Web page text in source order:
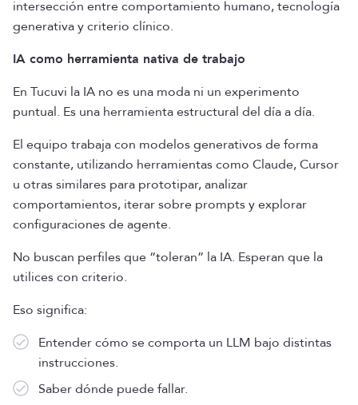
intersección entre comportamiento humano, tecnología
generativa y criterio clínico.
IA como herramienta nativa de trabajo
En Tucuvi la IA no es una moda ni un experimento
puntual. Es una herramienta estructural del día a día.
El equipo trabaja con modelos generativos de forma
constante, utilizando herramientas como Claude, Cursor
u otras similares para prototipar, analizar
comportamientos, iterar sobre prompts y explorar
configuraciones de agente.
No buscan perfiles que “toleran” la IA. Esperan que la
utilices con criterio.
Eso significa:
Entender cómo se comporta un LLM bajo distintas
instrucciones.
Saber dónde puede fallar.